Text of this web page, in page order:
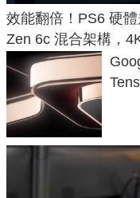
效能翻倍！PS6 硬
Zen 6c 混合架構，